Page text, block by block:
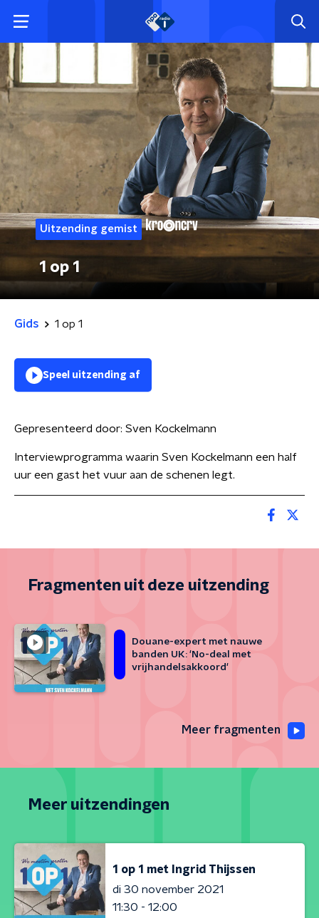
Uitzending gemist
1 op 1
Gids 1 op 1
Speel uitzending af
Gepresenteerd door: Sven Kockelmann
Interviewprogramma waarin Sven Kockelmann een half
uur een gast het vuur aan de schenen legt.
Fragmenten uit deze uitzending
Douane-expert met nauwe
banden UK: 'No-deal met
vrijhandelsakkoord'
Meer fragmenten
Meer uitzendingen
1 op 1 met Ingrid Thijssen
di 30 november 2021
11:30 - 12:00